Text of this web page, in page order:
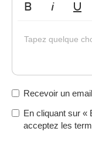
Tapez quelque
Recevoir un
En cliquant sur «
acceptez les